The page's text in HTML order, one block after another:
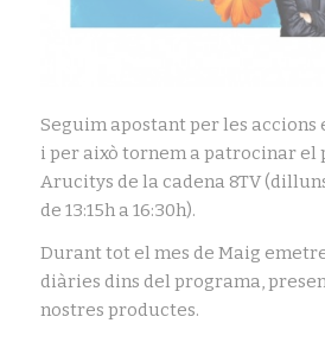
Seguim apostant per les accions
i per això tornem a patrocinar el
Arucitys de la cadena 8TV
de 13:15h a 16:30h).
Durant tot el mes de Maig
diàries dins del programa,
nostres productes.